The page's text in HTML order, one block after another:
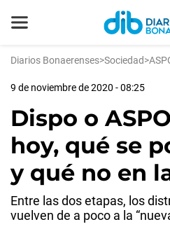
Diarios Bonaerenses>Sociedad>
9 de noviembre de 2020 - 08:25
Dispo o
hoy, qué se
y qué no en
Entre las dos etapas, los
vuelven de a poco a la